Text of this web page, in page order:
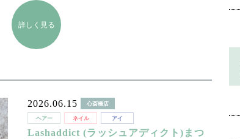
詳しく見る
2026.06.15 心斎橋店
ヘアー ネイル アイ
Lashaddict (ラッシュアディクト)まつ